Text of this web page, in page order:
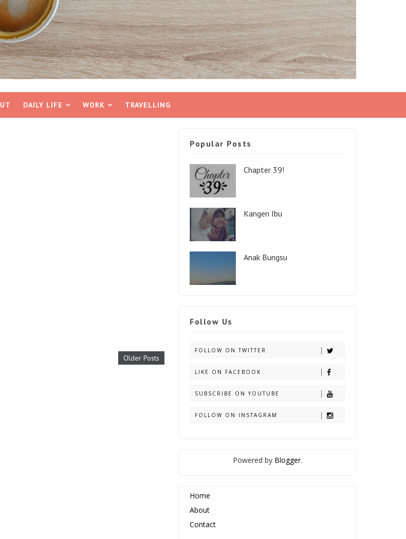
DAILY LIFE WORK TRAVELLING
Older Posts
Popular Posts
Chapter 39!
Kangen Ibu
Anak Bungsu
Follow Us
FOLLOW ON TWITTER
LIKE ON FACEBOOK
SUBSCRIBE ON YOUTUBE
FOLLOW ON INSTAGRAM
Powered by Blogger.
Home
About
Contact